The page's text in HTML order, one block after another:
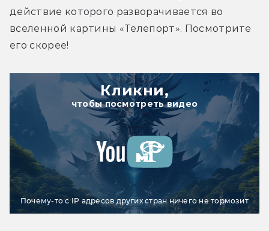
действие которого разворачивается во
вселенной картины «Телепорт». Посмотрите
его скорее!
Кликни,
чтобы посмотреть видео
Почему-то с IP адресов других стран ничего не тормозит